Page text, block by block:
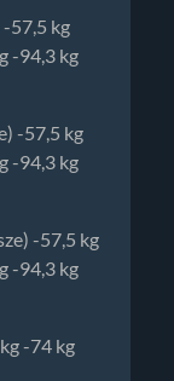
57,5 kg
-94,3 kg
-57,5 kg
-94,3 kg
-57,5 kg
-94,3 kg
-74 kg